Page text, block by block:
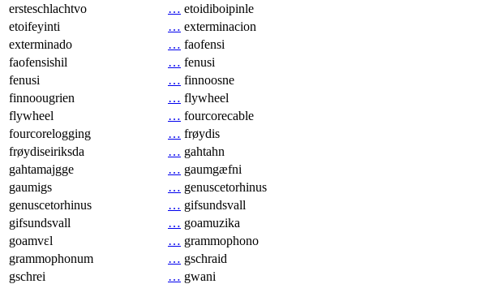
ersteschlachtvo
… etoidiboipinle
etoifeyinti
… exterminacion
exterminado
… faofensi
faofensishil
… fenusi
fenusi
… finnoosne
finnoougrien
… flywheel
flywheel
… fourcorecable
fourcorelogging
… frøydis
frøydiseiriksda
… gahtahn
gahtamajgge
… gaumgæfni
gaumigs
… genuscetorhinus
genuscetorhinus
… gifsundsvall
gifsundsvall
… goamuzika
goamvɛl
… grammophono
grammophonum
… gschraid
gschrei
… gwani